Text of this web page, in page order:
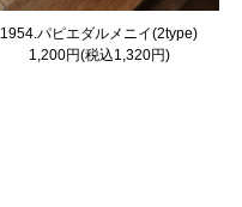
1954.パピエダルメニイ(2type)
1,200円(税込1,320円)